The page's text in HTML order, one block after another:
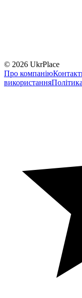
© 2026 UkrPlace
Про компанію
використання